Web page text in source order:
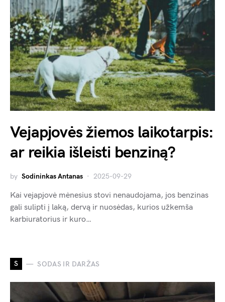
Vejapjovės žiemos laikotarpis:
ar reikia išleisti benziną?
by Sodininkas Antanas 2025-09-29
Kai vejapjovė mėnesius stovi nenaudojama, jos benzinas
gali sulipti į laką, dervą ir nuosėdas, kurios užkemša
karbiuratorius ir kuro…
S SODAS IR DARŽAS